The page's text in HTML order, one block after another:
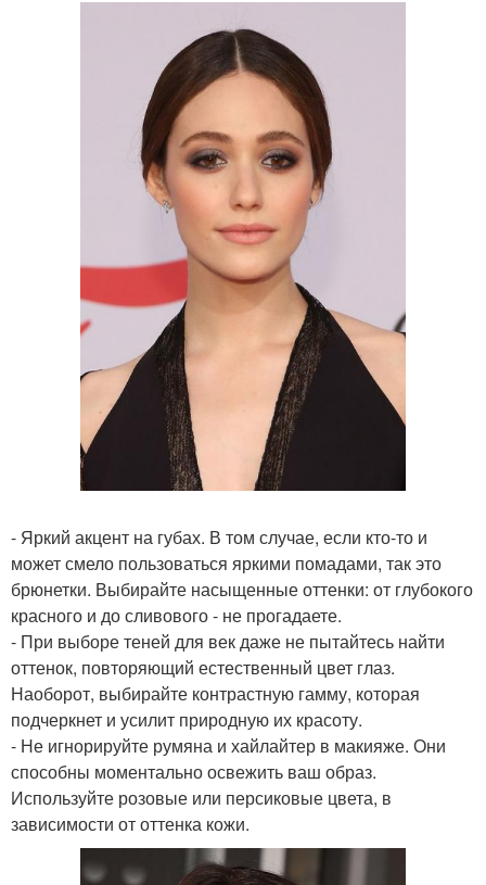
- Яркий акцент на губах. В том случае, если кто-то и
может смело пользоваться яркими помадами, так это
брюнетки. Выбирайте насыщенные оттенки: от глубокого
красного и до сливового - не прогадаете.
- При выборе теней для век даже не пытайтесь найти
оттенок, повторяющий естественный цвет глаз.
Наоборот, выбирайте контрастную гамму, которая
подчеркнет и усилит природную их красоту.
- Не игнорируйте румяна и хайлайтер в макияже. Они
способны моментально освежить ваш образ.
Используйте розовые или персиковые цвета, в
зависимости от оттенка кожи.